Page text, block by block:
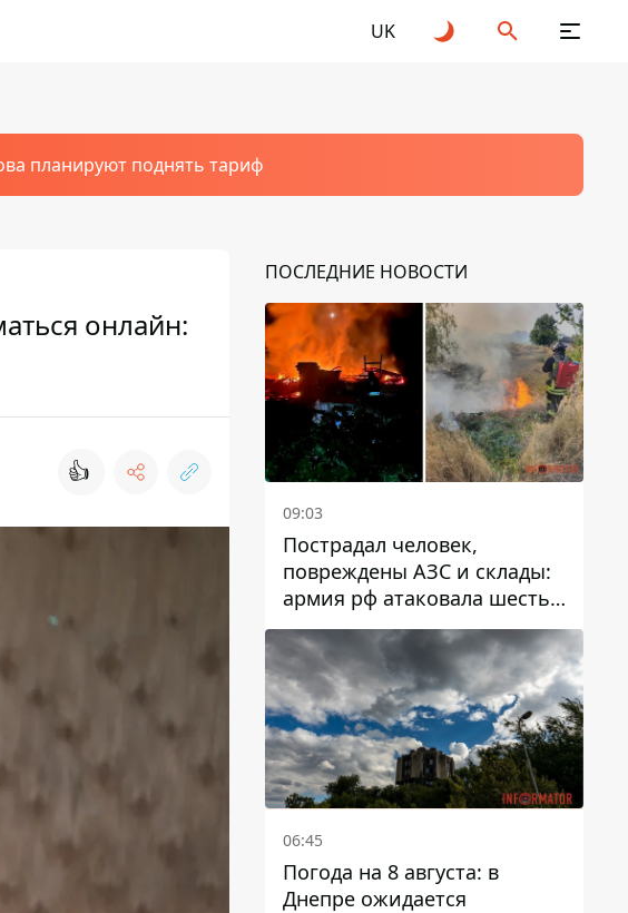
UK
планируют поднять тариф
онлайн:
👍
ПОСЛЕДНИЕ НОВОСТИ
09:03
Пострадал человек,
повреждены АЗС и склады:
армия рф атаковала шесть
районов Днепропетровской
области
06:45
Погода на 8 августа: в
Днепре ожидается